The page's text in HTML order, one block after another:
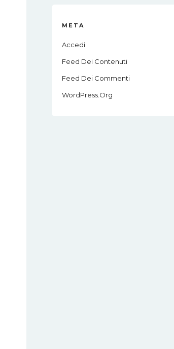
META
Accedi
Feed Dei Contenuti
Feed Dei Commenti
WordPress.org